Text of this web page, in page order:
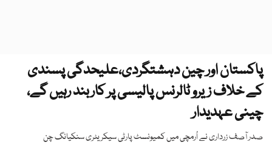
پاکستان اور چین دہشتگردی،علیحدگی پسندی
کے خلاف زیرو ٹالرنس پالیسی پر کاربند رہیں گے،
چینی عہدیدار
صدر آصف زرداری نے اُرمچی میں کمیونسٹ پارٹی سیکریٹری سنکیانگ چن